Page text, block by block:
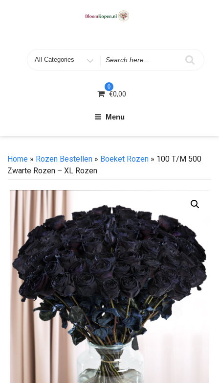
0
€0,00
Menu
Home » Rozen Bestellen » Boeket Rozen » 100 T/m 500
Zwarte Rozen – XL Rozen